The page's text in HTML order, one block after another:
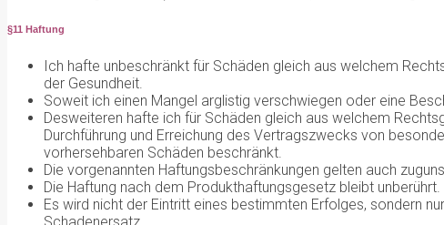
§11 Haftung
Ich hafte unbeschränkt für Schäden gleich aus welchem
der Gesundheit.
Soweit ich einen Mangel arglistig verschwiegen oder eine
Desweiteren hafte ich für Schäden gleich aus welchem
Durchführung und Erreichung des Vertragszwecks von
vorhersehbaren Schäden beschränkt.
Die vorgenannten Haftungsbeschränkungen gelten auch
Die Haftung nach dem Produkthaftungsgesetz bleibt unberührt.
Es wird nicht der Eintritt eines bestimmten Erfolges, sondern